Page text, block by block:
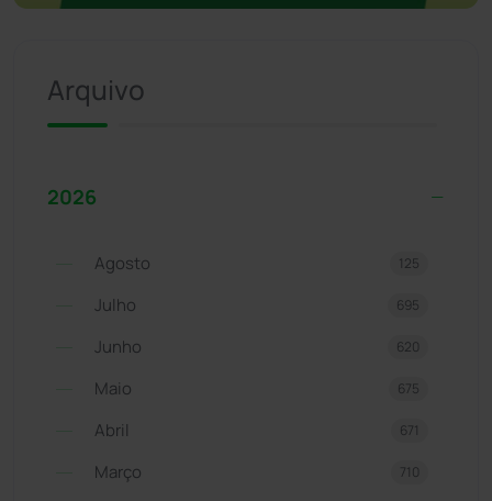
Arquivo
2026
Agosto 125
Julho 695
Junho 620
Maio 675
Abril 671
Março 710